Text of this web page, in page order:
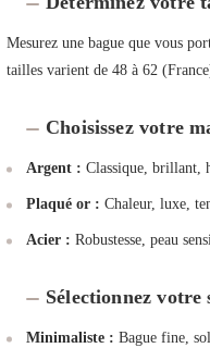
Mesurez une bague que vous
tailles varient de 48 à 62
Choisissez votre
Argent : Classique, brillant,
Plaqué or : Chaleur, luxe,
Acier : Robustesse, peau
Sélectionnez votre
Minimaliste : Bague fine,